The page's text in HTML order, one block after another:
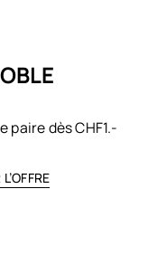
paire dès CHF1.-